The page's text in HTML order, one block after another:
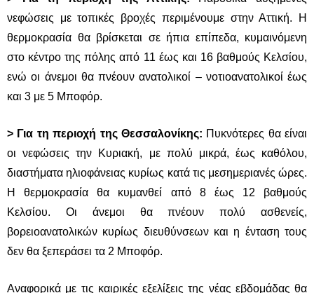
νεφώσεις με τοπικές βροχές περιμένουμε στην Αττική. Η
θερμοκρασία θα βρίσκεται σε ήπια επίπεδα, κυμαινόμενη
στο κέντρο της πόλης από 11 έως και 16 βαθμούς Κελσίου,
ενώ οι άνεμοι θα πνέουν ανατολικοί – νοτιοανατολικοί έως
και 3 με 5 Μποφόρ.
> Για τη περιοχή της Θεσσαλονίκης: Πυκνότερες θα είναι
οι νεφώσεις την Κυριακή, με πολύ μικρά, έως καθόλου,
διαστήματα ηλιοφάνειας κυρίως κατά τις μεσημεριανές ώρες.
Η θερμοκρασία θα κυμανθεί από 8 έως 12 βαθμούς
Κελσίου. Οι άνεμοι θα πνέουν πολύ ασθενείς,
βορειοανατολικών κυρίως διευθύνσεων και η ένταση τους
δεν θα ξεπεράσει τα 2 Μποφόρ.
Αναφορικά με τις καιρικές εξελίξεις της νέας εβδομάδας θα